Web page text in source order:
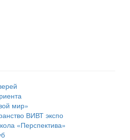
мир»
ВИВТ экспо
«Перспектива»